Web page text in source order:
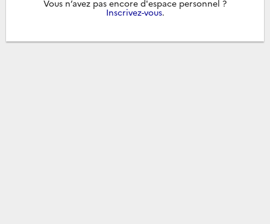
Vous n’avez pas encore d'espace personnel ?
Inscrivez-vous.